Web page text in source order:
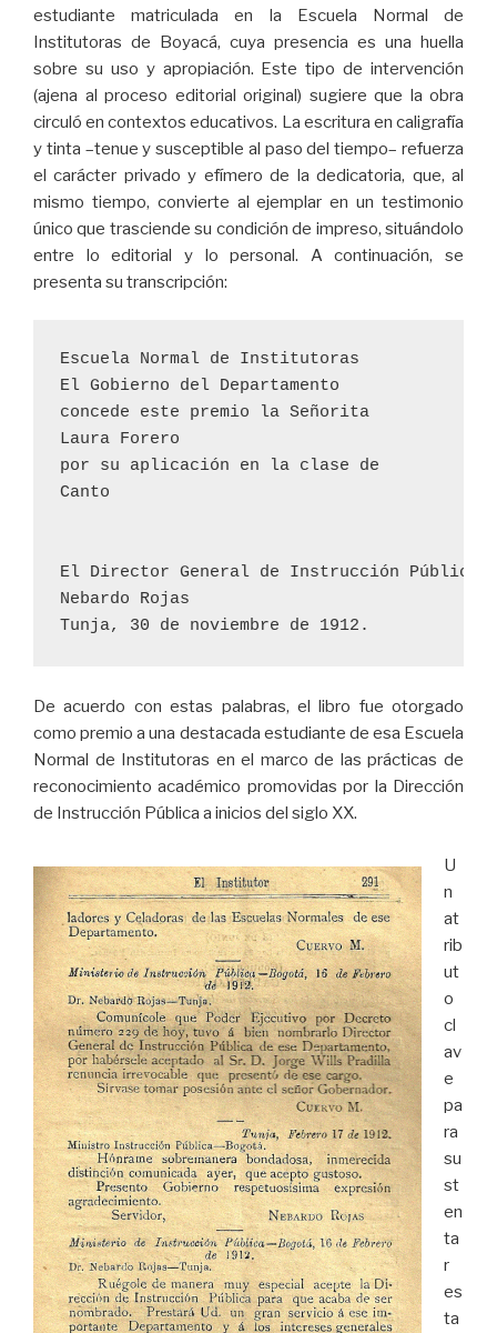
estudiante matriculada en la Escuela Normal de
Institutoras de Boyacá, cuya presencia es una huella
sobre su uso y apropiación. Este tipo de intervención
(ajena al proceso editorial original) sugiere que la obra
circuló en contextos educativos. La escritura en caligrafía
y tinta –tenue y susceptible al paso del tiempo– refuerza
el carácter privado y efímero de la dedicatoria, que, al
mismo tiempo, convierte al ejemplar en un testimonio
único que trasciende su condición de impreso, situándolo
entre lo editorial y lo personal. A continuación, se
presenta su transcripción:
Escuela Normal de Institutoras
El Gobierno del Departamento
concede este premio la Señorita
Laura Forero
por su aplicación en la clase de
Canto
El Director General de Instrucción Pública
Nebardo Rojas
Tunja, 30 de noviembre de 1912.
De acuerdo con estas palabras, el libro fue otorgado
como premio a una destacada estudiante de esa Escuela
Normal de Institutoras en el marco de las prácticas de
reconocimiento académico promovidas por la Dirección
de Instrucción Pública a inicios del siglo XX.
U
n
at
rib
ut
o
cl
av
e
pa
ra
su
st
en
ta
r
es
ta